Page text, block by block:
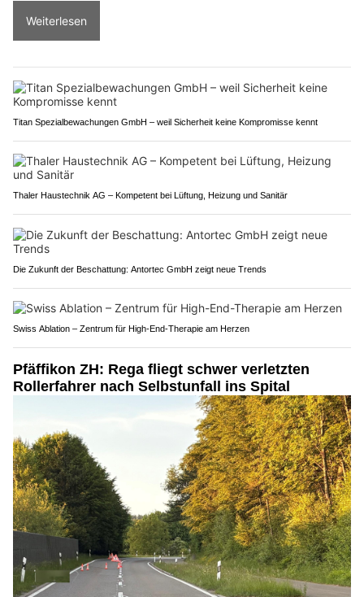
Weiterlesen
Titan Spezialbewachungen GmbH – weil Sicherheit keine Kompromisse kennt
Thaler Haustechnik AG – Kompetent bei Lüftung, Heizung und Sanitär
Die Zukunft der Beschattung: Antortec GmbH zeigt neue Trends
Swiss Ablation – Zentrum für High-End-Therapie am Herzen
Pfäffikon ZH: Rega fliegt schwer verletzten
Rollerfahrer nach Selbstunfall ins Spital